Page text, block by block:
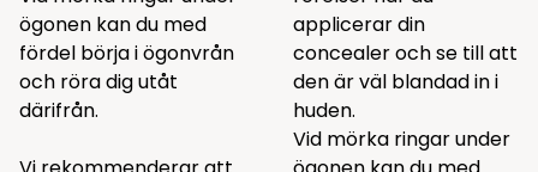
ögonen kan du med
fördel börja i ögonvrån
och röra dig utåt
därifrån.
applicerar din
concealer och se till att
den är väl blandad in i
huden.
Vid mörka ringar under